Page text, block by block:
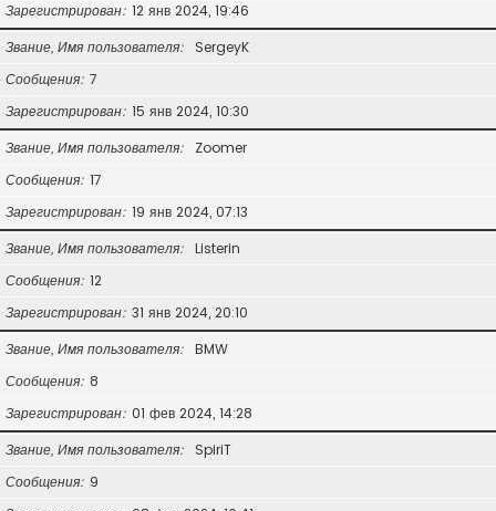
Зарегистрирован 12 янв 2024, 19:46
Звание, Имя пользователя
SergeyK
Сообщения 7
Зарегистрирован 15 янв 2024, 10:30
Звание, Имя пользователя
Zoomer
Сообщения 17
Зарегистрирован 19 янв 2024, 07:13
Звание, Имя пользователя
Listerin
Сообщения 12
Зарегистрирован 31 янв 2024, 20:10
Звание, Имя пользователя
BMW
Сообщения 8
Зарегистрирован 01 фев 2024, 14:28
Звание, Имя пользователя
SpiriT
Сообщения 9